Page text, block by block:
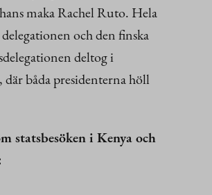
maka Rachel Ruto. Hela
och den finska
deltog i
där båda presidenterna höll
statsbesöken i Kenya och